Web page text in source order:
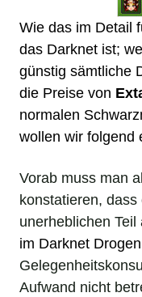
Wie das im Detail
das Darknet ist;
günstig sämtliche
die Preise von
normalen
wollen wir folgend
Vorab muss man
konstatieren,
unerheblichen
im Darknet
Aufwand nicht